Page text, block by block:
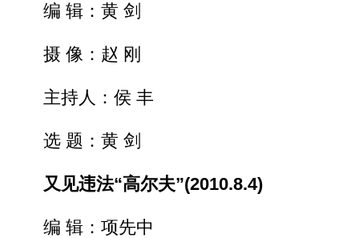
编 辑：黄 剑
摄 像：赵 刚
主持人：侯 丰
选 题：黄 剑
又见违法“高尔夫”(2010.8.4)
编 辑：项先中